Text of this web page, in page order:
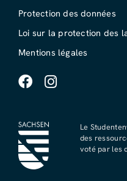
Protection des données
Loi sur la protection des
Mentions légales
Le
des
voté par les